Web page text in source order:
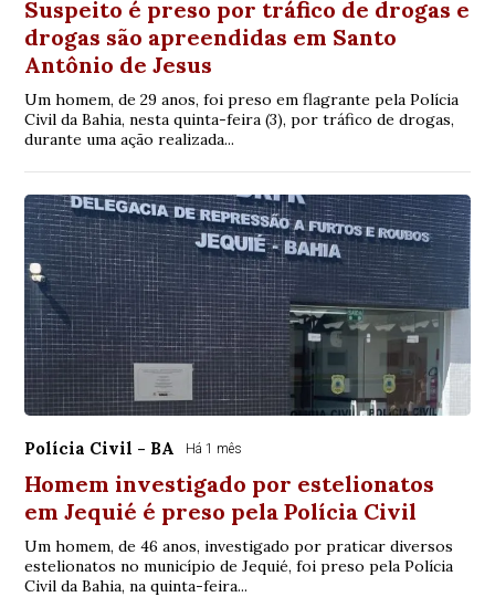
Suspeito é preso por tráfico de drogas e
drogas são apreendidas em Santo
Antônio de Jesus
Um homem, de 29 anos, foi preso em flagrante pela Polícia
Civil da Bahia, nesta quinta-feira (3), por tráfico de drogas,
durante uma ação realizada...
Polícia Civil - BA Há 1 mês
Homem investigado por estelionatos
em Jequié é preso pela Polícia Civil
Um homem, de 46 anos, investigado por praticar diversos
estelionatos no município de Jequié, foi preso pela Polícia
Civil da Bahia, na quinta-feira...